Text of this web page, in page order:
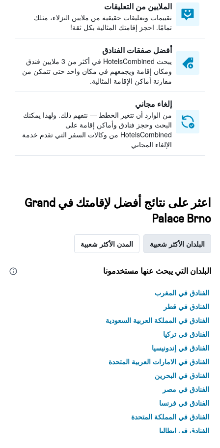
الملايين من التعليقات
تقييمات وتعليقات حقيقية من ملايين النزلاء، مثلك
تمامًا. احجز إقامتك المثالية بكل ثقة!
أفضل صفقات الفنادق
يبحث HotelsCombined في أكثر من 3 ملايين فندق
ومكان إقامة ويجمعهم في مكان واحد حتى تتمكن من
مقارنة أماكن الإقامة المثالية.
إلغاء مجاني
من الوارد أن تتغير الخطط — نتفهم ذلك. ولهذا يمكنك
البحث وحجز فنادق وأماكن إقامة على
HotelsCombined من وكالات السفر التي تقدم خدمة
الإلغاء المجاني
اعثر على نتائج أفضل لإقامتك في Grand
Palace Brno
البلدان الأكثر شعبية المدن الأكثر شعبية
البلدان التي يبحث عنها مستخدمونا
الفنادق في المغرب
الفنادق في قطر
الفنادق في المملكة العربية السعودية
الفنادق في تركيا
الفنادق في إندونيسيا
الفنادق في الامارات العربية المتحدة
الفنادق في البحرين
الفنادق في مصر
الفنادق في فرنسا
الفنادق في المملكة المتحدة
الفنادق في إيطاليا